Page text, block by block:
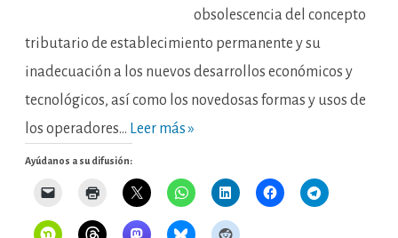
obsolescencia del concepto
tributario de establecimiento permanente y su
inadecuación a los nuevos desarrollos económicos y
tecnológicos, así como los novedosas formas y usos de
los operadores… Leer más »
Ayúdanos a su difusión: